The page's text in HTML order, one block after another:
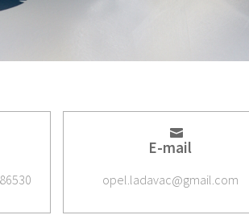
E-mail
opel.ladavac@gmail.com